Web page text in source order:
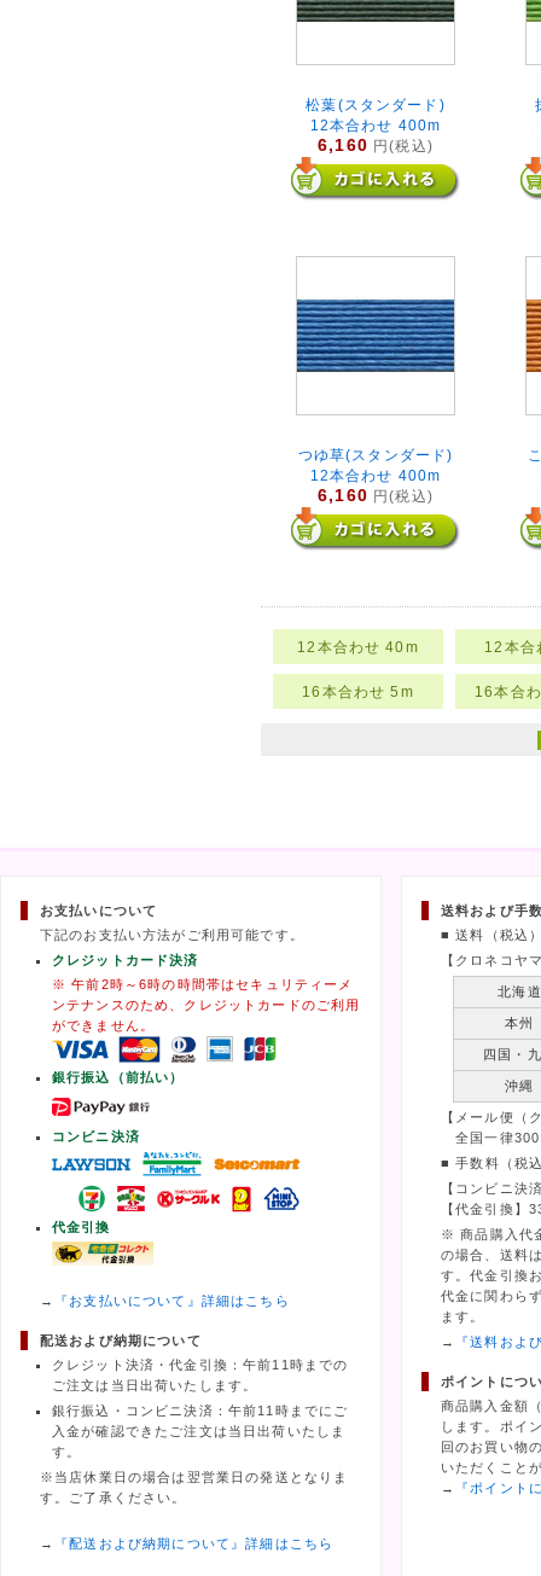
松葉(スタンダード)
12本合わせ 400m
6,160 円(税込)
つゆ草(スタンダード)
12本合わせ 400m
6,160 円(税込)
12本合わせ 40m 12本合
16本合わせ 5m 16本合
お支払いについて
下記のお支払い方法がご利用可能です。
クレジットカード決済
※ 午前2時～6時の時間帯はセキュリティーメ
ンテナンスのため、クレジットカードのご利用
ができません。
銀行振込（前払い）
コンビニ決済
代金引換
→ 『お支払いについて』詳細はこちら
配送および納期について
クレジット決済・代金引換：午前11時までの
ご注文は当日出荷いたします。
銀行振込・コンビニ決済：午前11時までにご
入金が確認できたご注文は当日出荷いたしま
す。
※当店休業日の場合は翌営業日の発送となりま
す。ご了承ください。
→ 『配送および納期について』詳細はこちら
送料および手
■ 送料（税込
【クロネコヤ
北海道
本州
四国・
沖縄
【メール便（
全国一律300
■ 手数料（税
【コンビニ決
【代金引換】
※ 商品購入代
の場合、送料
す。代金引換
代金に関わら
ます。
→
『送料およ
ポイントにつ
商品購入金額
します。ポイ
回のお買い物
いただくこと
→
『ポイント